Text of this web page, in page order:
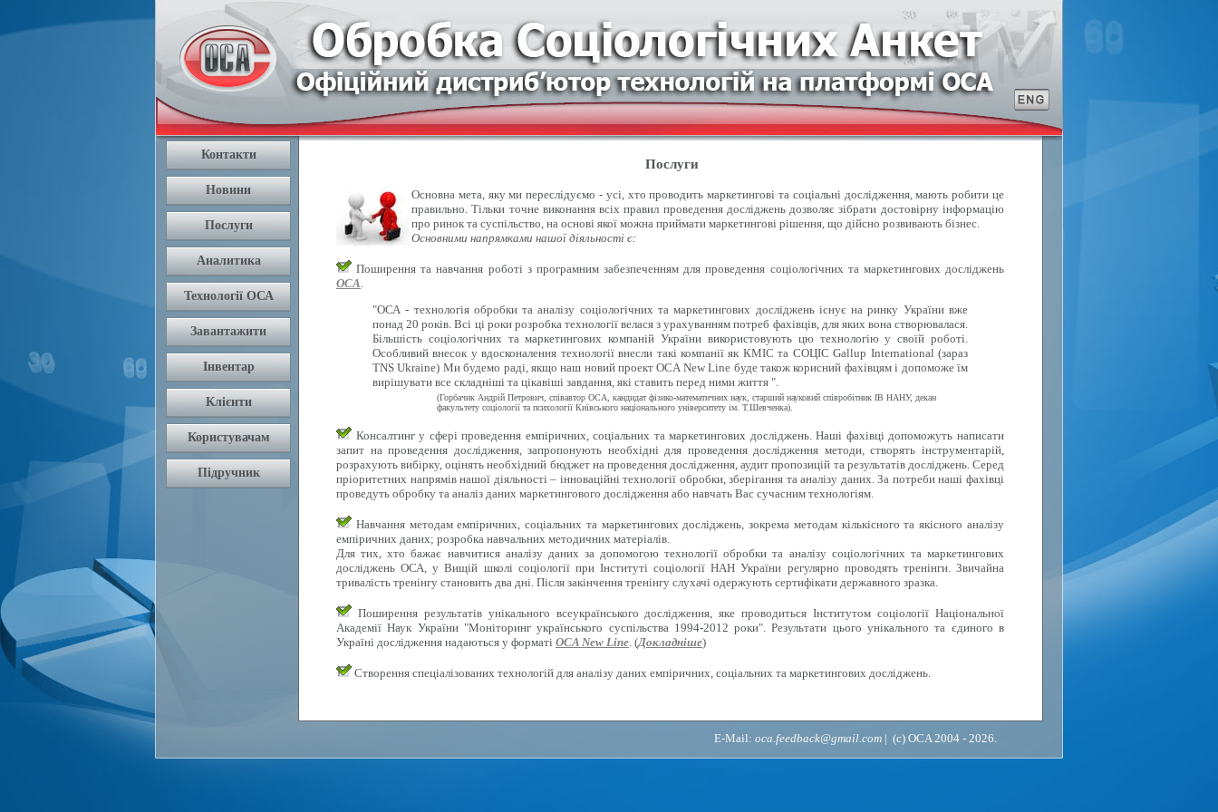
Послуги
Основна мета, яку ми переслідуємо - усі, хто проводить маркетингові та соціальні дослідження, мають робити це
правильно. Тільки точне виконання всіх правил проведення досліджень дозволяє зібрати достовірну інформацію
про ринок та суспільство, на основі якої можна приймати маркетингові рішення, що дійсно розвивають бізнес.
Основними напрямками нашої діяльності є:
Поширення та навчання роботі з програмним забезпеченням для проведення соціологічних та маркетингових досліджень
ОСА.
"ОСА - технологія обробки та аналізу соціологічних та маркетингових досліджень існує на ринку України вже
понад 20 років. Всі ці роки розробка технології велася з урахуванням потреб фахівців, для яких вона створювалася.
Більшість соціологічних та маркетингових компаній України використовують цю технологію у своїй роботі.
Особливий внесок у вдосконалення технології внесли такі компанії як КМІС та СОЦІС Gallup International (зараз
TNS Ukraine) Ми будемо раді, якщо наш новий проект OCA New Line буде також корисний фахівцям і допоможе їм
вирішувати все складніші та цікавіші завдання, які ставить перед ними життя ".
(Горбачик Андрій Петрович, співавтор ОСА, кандидат фізико-математичних наук, старший науковий співробітник ІВ НАНУ, декан
факультету соціології та психології Київського національного університету ім. Т.Шевченка).
Консалтинг у сфері проведення емпіричних, соціальних та маркетингових досліджень. Наші фахівці допоможуть написати
запит на проведення дослідження, запропонують необхідні для проведення дослідження методи, створять інструментарій,
розрахують вибірку, оцінять необхідний бюджет на проведення дослідження, аудит пропозицій та результатів досліджень. Серед
пріоритетних напрямів нашої діяльності – інноваційні технології обробки, зберігання та аналізу даних. За потреби наші фахівці
проведуть обробку та аналіз даних маркетингового дослідження або навчать Вас сучасним технологіям.
Навчання методам емпіричних, соціальних та маркетингових досліджень, зокрема методам кількісного та якісного аналізу
емпіричних даних; розробка навчальних методичних матеріалів.
Для тих, хто бажає навчитися аналізу даних за допомогою технології обробки та аналізу соціологічних та маркетингових
досліджень ОСА, у Вищій школі соціології при Інституті соціології НАН України регулярно проводять тренінги. Звичайна
тривалість тренінгу становить два дні. Після закінчення тренінгу слухачі одержують сертифікати державного зразка.
Поширення результатів унікального всеукраїнського дослідження, яке проводиться Інститутом соціології Національної
Академії Наук України "Моніторинг українського суспільства 1994-2012 роки". Результати цього унікального та єдиного в
Україні дослідження надаються у форматі OCA New Line. (Докладніше)
Створення спеціалізованих технологій для аналізу даних емпіричних, соціальних та маркетингових досліджень.
E-Mail: oca.feedback@gmail.com | (c) OCA 2004 - 2026.